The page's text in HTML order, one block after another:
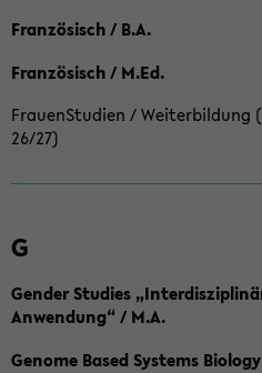
Französisch / B.A.
Französisch / M.Ed.
FrauenStudien / Weiterbildung
26/27)
G
Gender Studies
Anwendung“ / M.A.
Genome Based Systems